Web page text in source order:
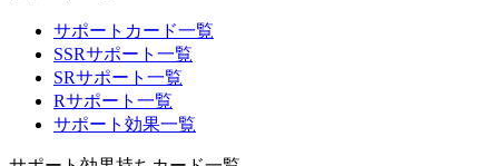
サポートカード一覧
SSRサポート一覧
SRサポート一覧
Rサポート一覧
サポート効果一覧